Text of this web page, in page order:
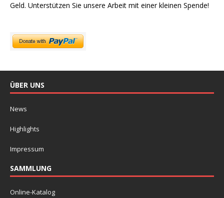
Geld. Unterstützen Sie unsere Arbeit mit einer kleinen Spende!
ÜBER UNS
News
Highlights
Impressum
SAMMLUNG
Online-Katalog